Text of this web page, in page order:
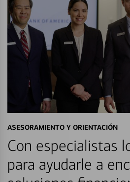
ASESORAMIENTO Y ORIENTACIÓN
Con especialistas
para ayudarle a